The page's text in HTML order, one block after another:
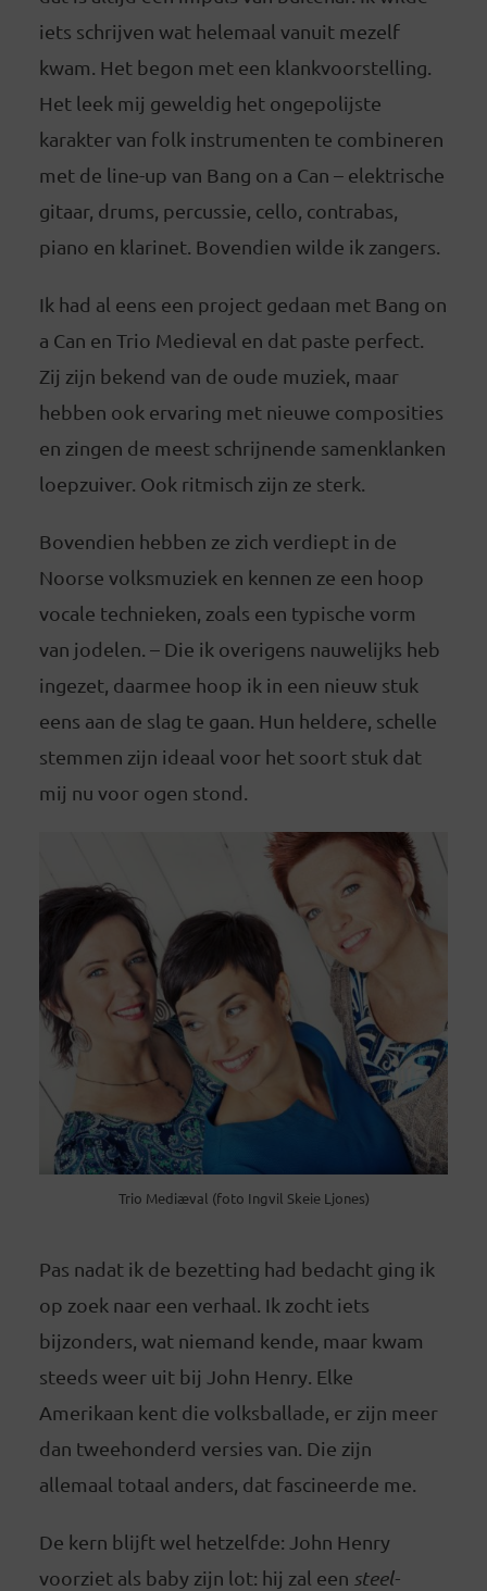
iets schrijven wat helemaal vanuit mezelf
kwam. Het begon met een klankvoorstelling.
Het leek mij geweldig het ongepolijste
karakter van folk instrumenten te combineren
met de line-up van Bang on a Can – elektrische
gitaar, drums, percussie, cello, contrabas,
piano en klarinet. Bovendien wilde ik zangers.
Ik had al eens een project gedaan met Bang on
a Can en Trio Medieval en dat paste perfect.
Zij zijn bekend van de oude muziek, maar
hebben ook ervaring met nieuwe composities
en zingen de meest schrijnende samenklanken
loepzuiver. Ook ritmisch zijn ze sterk.
Bovendien hebben ze zich verdiept in de
Noorse volksmuziek en kennen ze een hoop
vocale technieken, zoals een typische vorm
van jodelen. – Die ik overigens nauwelijks heb
ingezet, daarmee hoop ik in een nieuw stuk
eens aan de slag te gaan. Hun heldere, schelle
stemmen zijn ideaal voor het soort stuk dat
mij nu voor ogen stond.
Trio Mediæval (foto Ingvil Skeie Ljones)
Pas nadat ik de bezetting had bedacht ging ik
op zoek naar een verhaal. Ik zocht iets
bijzonders, wat niemand kende, maar kwam
steeds weer uit bij John Henry. Elke
Amerikaan kent die volksballade, er zijn meer
dan tweehonderd versies van. Die zijn
allemaal totaal anders, dat fascineerde me.
De kern blijft wel hetzelfde: John Henry
voorziet als baby zijn lot: hij zal een steel-